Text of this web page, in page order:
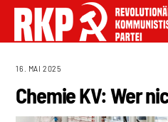
16. MAI 2025
Chemie KV: Wer